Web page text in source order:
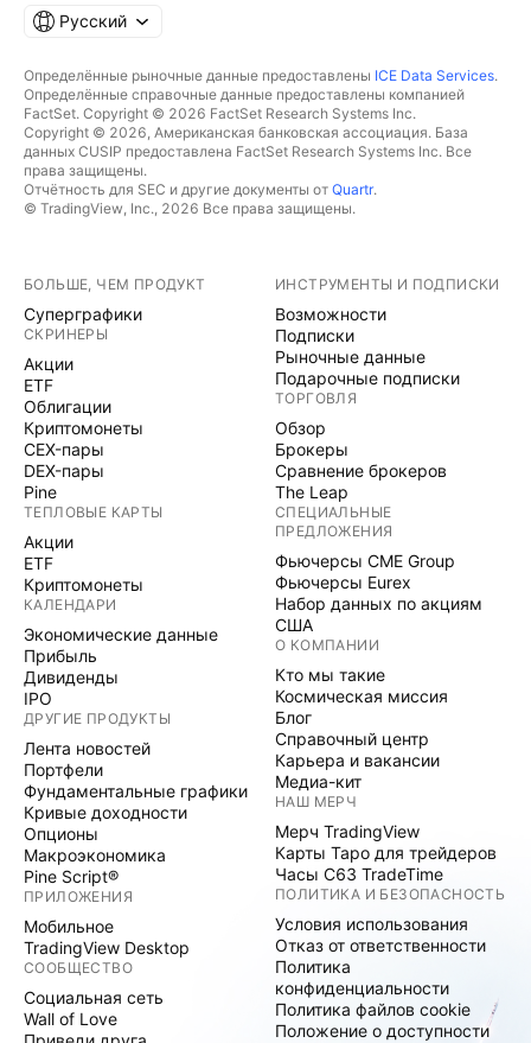
Русский
Определённые рыночные данные предоставлены ICE Data Services.
Определённые справочные данные предоставлены компанией
FactSet. Copyright © 2026 FactSet Research Systems Inc.
Copyright © 2026, Американская банковская ассоциация. База
данных CUSIP предоставлена FactSet Research Systems Inc. Все
права защищены.
Отчётность для SEC и другие документы от Quartr.
© TradingView, Inc., 2026 Все права защищены.
БОЛЬШЕ, ЧЕМ ПРОДУКТ
Суперграфики
СКРИНЕРЫ
Акции
ETF
Облигации
Криптомонеты
CEX-пары
DEX-пары
Pine
ТЕПЛОВЫЕ КАРТЫ
Акции
ETF
Криптомонеты
КАЛЕНДАРИ
Экономические данные
Прибыль
Дивиденды
IPO
ДРУГИЕ ПРОДУКТЫ
Лента новостей
Портфели
Фундаментальные графики
Кривые доходности
Опционы
Макроэкономика
Pine Script®
ПРИЛОЖЕНИЯ
Мобильное
TradingView Desktop
СООБЩЕСТВО
Социальная сеть
Wall of Love
ИНСТРУМЕНТЫ И ПОДПИСКИ
Возможности
Подписки
Рыночные данные
Подарочные подписки
ТОРГОВЛЯ
Обзор
Брокеры
Сравнение брокеров
The Leap
СПЕЦИАЛЬНЫЕ
ПРЕДЛОЖЕНИЯ
Фьючерсы CME Group
Фьючерсы Eurex
Набор данных по акциям
США
О КОМПАНИИ
Кто мы такие
Космическая миссия
Блог
Справочный центр
Карьера и вакансии
Медиа-кит
НАШ МЕРЧ
Мерч TradingView
Карты Таро для трейдеров
Часы C63 TradeTime
ПОЛИТИКА И БЕЗОПАСНОСТЬ
Условия использования
Отказ от ответственности
Политика
конфиденциальности
Политика файлов cookie
Положение о доступности